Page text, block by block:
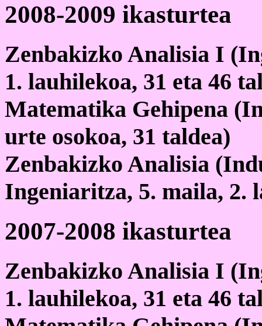
2008-2009 ikasturtea
Zenbakizko Analisia I
1. lauhilekoa, 31 eta 46
Matematika Gehipena
urte osokoa, 31 taldea)
Zenbakizko Analisia
Ingeniaritza, 5. maila, 2.
2007-2008 ikasturtea
Zenbakizko Analisia I
1. lauhilekoa, 31 eta 46